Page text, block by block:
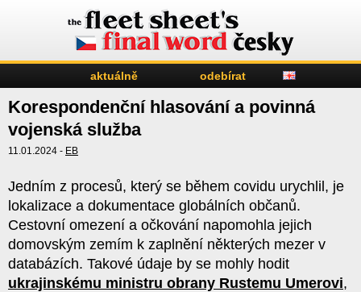
aktuálně odebírat
Korespondenční hlasování a povinná
vojenská služba
11.01.2024 - EB
Jedním z procesů, který se během covidu urychlil, je
lokalizace a dokumentace globálních občanů.
Cestovní omezení a očkování napomohla jejich
domovským zemím k zaplnění některých mezer v
databázích. Takové údaje by se mohly hodit
ukrajinskému ministru obrany Rustemu Umerovi,